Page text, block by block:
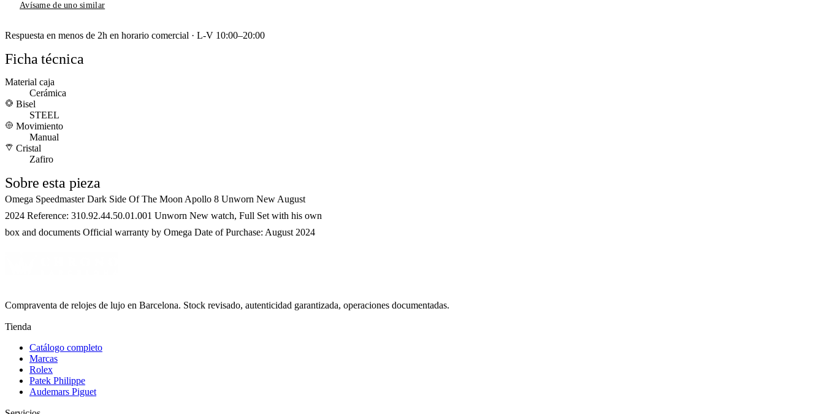
Avísame de uno similar
Respuesta en menos de 2h en horario comercial · L-V 10:00–20:00
Ficha técnica
Material caja
Cerámica
Bisel
STEEL
Movimiento
Manual
Cristal
Zafiro
Sobre esta pieza
Omega Speedmaster Dark Side Of The Moon Apollo 8 Unworn New August
2024 Reference: 310.92.44.50.01.001 Unworn New watch, Full Set with his own
box and documents Official warranty by Omega Date of Purchase: August 2024
Compraventa de relojes de lujo en Barcelona. Stock revisado, autenticidad garantizada, operaciones documentadas.
Tienda
Catálogo completo
Marcas
Rolex
Patek Philippe
Audemars Piguet